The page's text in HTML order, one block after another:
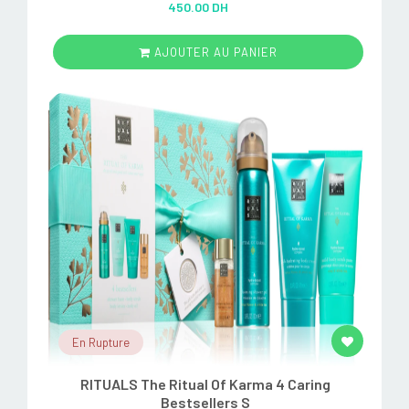
out of 5
450.00 DH
AJOUTER AU PANIER
En Rupture
RITUALS The Ritual Of Karma 4 Caring
Bestsellers S